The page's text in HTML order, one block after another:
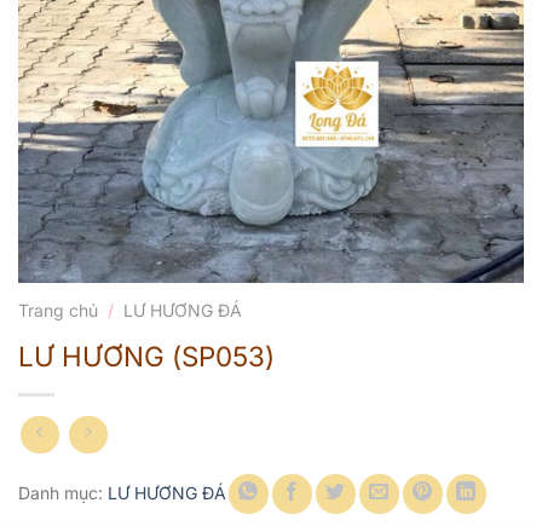
Trang chủ / LƯ HƯƠNG ĐÁ
LƯ HƯƠNG (SP053)
Danh mục: LƯ HƯƠNG ĐÁ